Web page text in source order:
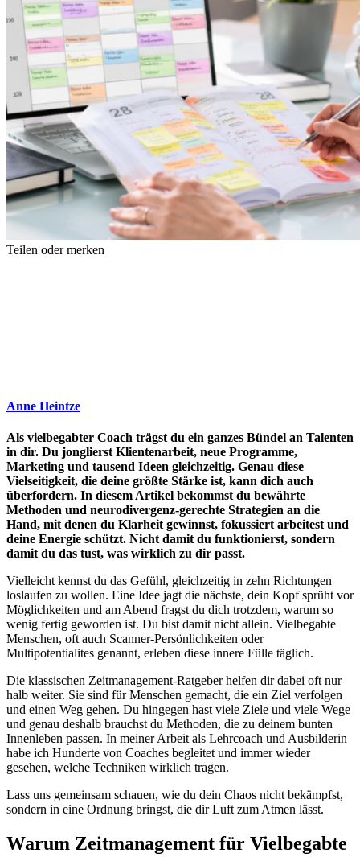
Teilen oder merken
Anne Heintze
Als vielbegabter Coach trägst du ein ganzes Bündel an Talenten
in dir. Du jonglierst Klientenarbeit, neue Programme,
Marketing und tausend Ideen gleichzeitig. Genau diese
Vielseitigkeit, die deine größte Stärke ist, kann dich auch
überfordern. In diesem Artikel bekommst du bewährte
Methoden und neurodivergenz-gerechte Strategien an die
Hand, mit denen du Klarheit gewinnst, fokussiert arbeitest und
deine Energie schützt. Nicht damit du funktionierst, sondern
damit du das tust, was wirklich zu dir passt.
Vielleicht kennst du das Gefühl, gleichzeitig in zehn Richtungen
loslaufen zu wollen. Eine Idee jagt die nächste, dein Kopf sprüht vor
Möglichkeiten und am Abend fragst du dich trotzdem, warum so
wenig fertig geworden ist. Du bist damit nicht allein. Vielbegabte
Menschen, oft auch Scanner-Persönlichkeiten oder
Multipotentialites genannt, erleben diese innere Fülle täglich.
Die klassischen Zeitmanagement-Ratgeber helfen dir dabei oft nur
halb weiter. Sie sind für Menschen gemacht, die ein Ziel verfolgen
und einen Weg gehen. Du hingegen hast viele Ziele und viele Wege
und genau deshalb brauchst du Methoden, die zu deinem bunten
Innenleben passen. In meiner Arbeit als Lehrcoach und Ausbilderin
habe ich Hunderte von Coaches begleitet und immer wieder
gesehen, welche Techniken wirklich tragen.
Lass uns gemeinsam schauen, wie du dein Chaos nicht bekämpfst,
sondern in eine Ordnung bringst, die dir Luft zum Atmen lässt.
Warum Zeitmanagement für Vielbegabte